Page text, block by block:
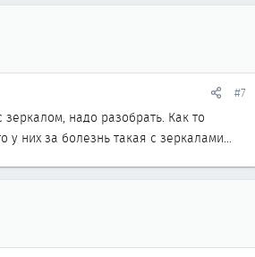
#7
надо разобрать. Как то
у них за болезнь такая с зеркалами...